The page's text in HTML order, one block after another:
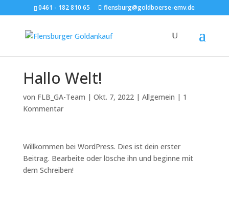
0461 - 182 810 65 flensburg@goldboerse-emv.de
Hallo Welt!
von FLB_GA-Team | Okt. 7, 2022| Allgemein | 1
Kommentar
Willkommen bei WordPress. Dies ist dein erster
Beitrag. Bearbeite oder lösche ihn und beginne mit
dem Schreiben!